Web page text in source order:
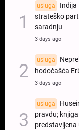
usluga
Indija
strateško
saradnju
3 days ago
usluga
hodočašća
3 days ago
usluga
pravdu;
predstavljena